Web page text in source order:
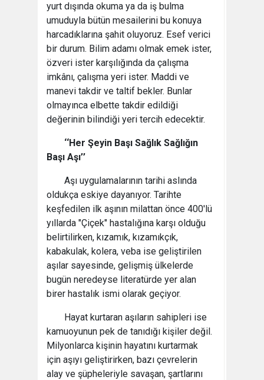
yurt dışında okuma ya da iş bulma
umuduyla bütün mesailerini bu konuya
harcadıklarına şahit oluyoruz. Esef verici
bir durum. Bilim adamı olmak emek ister,
özveri ister karşılığında da çalışma
imkânı, çalışma yeri ister. Maddi ve
manevi takdir ve taltif bekler. Bunlar
olmayınca elbette takdir edildiği
değerinin bilindiği yeri tercih edecektir.
‘‘Her Şeyin Başı Sağlık Sağlığın
Başı Aşı’’
Aşı uygulamalarının tarihi aslında
oldukça eskiye dayanıyor. Tarihte
keşfedilen ilk aşının milattan önce 400'lü
yıllarda "Çiçek" hastalığına karşı olduğu
belirtilirken, kızamık, kızamıkçık,
kabakulak, kolera, veba ise geliştirilen
aşılar sayesinde, gelişmiş ülkelerde
bugün neredeyse literatürde yer alan
birer hastalık ismi olarak geçiyor.
Hayat kurtaran aşıların sahipleri ise
kamuoyunun pek de tanıdığı kişiler değil.
Milyonlarca kişinin hayatını kurtarmak
için aşıyı geliştirirken, bazı çevrelerin
alay ve şüpheleriyle savaşan, şartlarını